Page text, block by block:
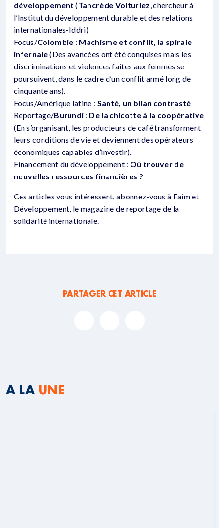
développement(Tancrède Voituriez, chercheur à
l’Institut du développement durable et des relations
internationales-Iddri)
Focus/Colombie : Machisme et conflit, la spirale
infernale(Des avancées ont été conquises mais les
discriminations et violences faites aux femmes se
poursuivent, dans le cadre d’un conflit armé long de
cinquante ans).
Focus/Amérique latine : Santé, un bilan contrasté
Reportage/Burundi : De la chicotte à la coopérative
(En s’organisant, les producteurs de café transforment
leurs conditions de vie et deviennent des opérateurs
économiques capables d’investir).
Financement du développement : Où trouver de
nouvelles ressources financières ?
Ces articles vous intéressent, abonnez-vous à Faim et
Développement, le magazine de reportage de la
solidarité internationale.
PARTAGER CET ARTICLE
A LA UNE